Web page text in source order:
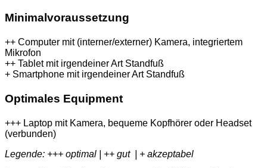
Minimalvoraussetzung
++ Computer mit (interner/externer) Kamera, integriertem
Mikrofon
++ Tablet mit irgendeiner Art Standfuß
+ Smartphone mit irgendeiner Art Standfuß
Optimales Equipment
+++ Laptop mit Kamera, bequeme Kopfhörer oder Headset
(verbunden)
Legende: +++ optimal | ++ gut | + akzeptabel